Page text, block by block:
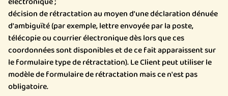
décision de rétractation au moyen d'une déclaration dénuée
d'ambiguïté (par exemple, lettre envoyée par la poste,
télécopie ou courrier électronique dès lors que ces
coordonnées sont disponibles et de ce fait apparaissent sur
le formulaire type de rétractation). Le Client peut utiliser le
modèle de formulaire de rétractation mais ce n'est pas
obligatoire.